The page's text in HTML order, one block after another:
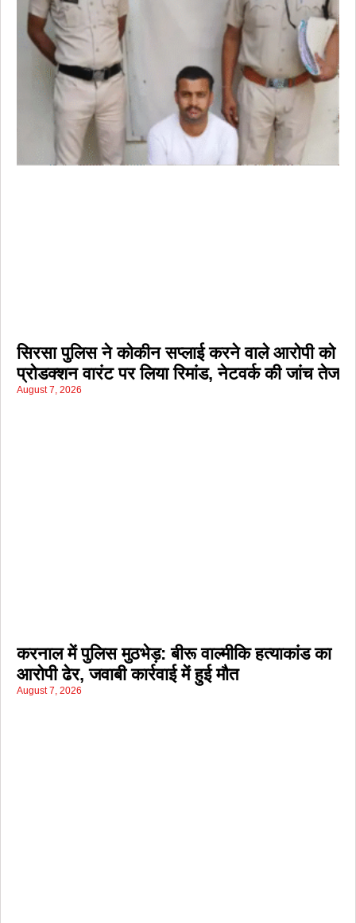
सिरसा पुलिस ने कोकीन सप्लाई करने वाले आरोपी को
प्रोडक्शन वारंट पर लिया रिमांड, नेटवर्क की जांच तेज
August 7, 2026
करनाल में पुलिस मुठभेड़: बीरू वाल्मीकि हत्याकांड का
आरोपी ढेर, जवाबी कार्रवाई में हुई मौत
August 7, 2026